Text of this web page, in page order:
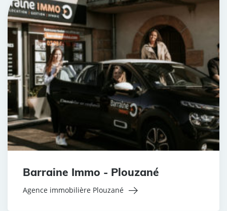
Barraine Immo - Plouzané
Agence immobilière Plouzané